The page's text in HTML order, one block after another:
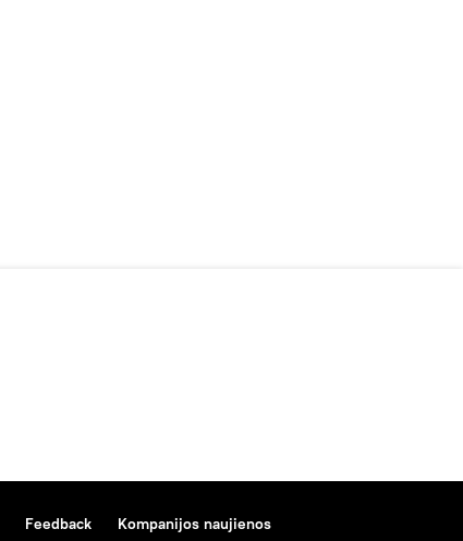
Feedback Kompanijos naujienos